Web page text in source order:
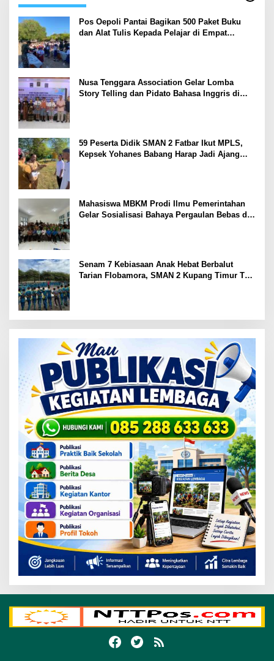
Pos Oepoli Pantai Bagikan 500 Paket Buku
dan Alat Tulis Kepada Pelajar di Empat
Nusa Tenggara Association Gelar Lomba
Story Telling dan Pidato Bahasa Inggris di
59 Peserta Didik SMAN 2 Fatbar Ikut MPLS,
Kepsek Yohanes Babang Harap Jadi Ajang
Mahasiswa MBKM Prodi Ilmu Pemerintahan
Gelar Sosialisasi Bahaya Pergaulan Bebas di
Senam 7 Kebiasaan Anak Hebat Berbalut
Tarian Flobamora, SMAN 2 Kupang Timur Tuai